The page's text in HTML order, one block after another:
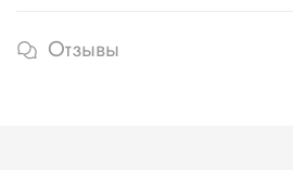
Отзывы